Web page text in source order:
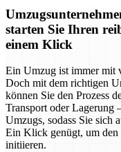
starten Sie Ihren
einem Klick
Ein Umzug ist immer mit
Doch mit dem richtigen
können Sie den Prozess
Transport oder Lagerung
Umzugs, sodass Sie sich
Ein Klick genügt, um den
initiieren.